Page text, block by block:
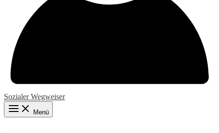
Sozialer Wegweiser
Menü